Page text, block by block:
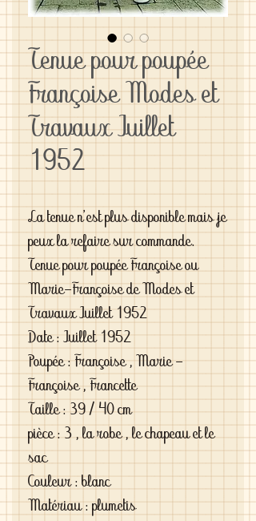
Tenue pour poupée
Françoise Modes et
Travaux Juillet
1952
La tenue n'est plus disponible mais je
peux la refaire sur commande.
Tenue pour poupée Françoise ou
Marie-Françoise de Modes et
Travaux Juillet 1952
Date : Juillet 1952
Poupée : Françoise , Marie -
Françoise , Francette
Taille : 39 / 40 cm
pièce : 3 , la robe , le chapeau et le
sac
Couleur : blanc
Matériau : plumetis